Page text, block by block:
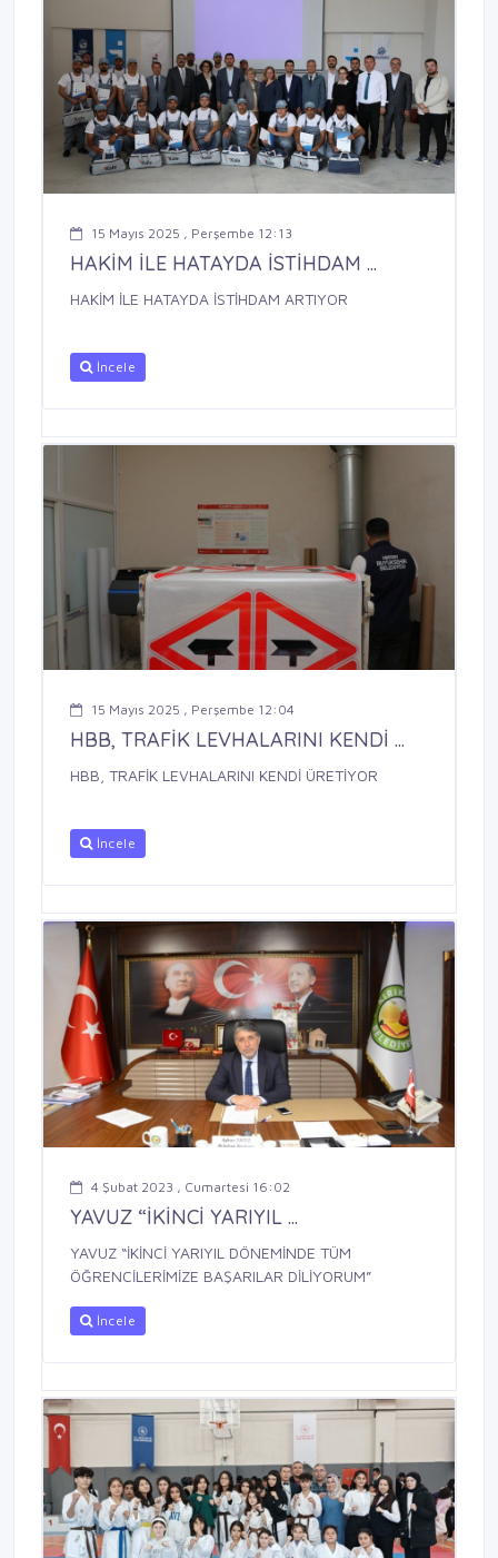
15 Mayıs 2025 , Perşembe 12:13
HAKİM İLE HATAYDA İSTİHDAM ...
HAKİM İLE HATAYDA İSTİHDAM ARTIYOR
İncele
15 Mayıs 2025 , Perşembe 12:04
HBB, TRAFİK LEVHALARINI KENDİ ...
HBB, TRAFİK LEVHALARINI KENDİ ÜRETİYOR
İncele
4 Şubat 2023 , Cumartesi 16:02
YAVUZ “İKİNCİ YARIYIL ...
YAVUZ “İKİNCİ YARIYIL DÖNEMİNDE TÜM
ÖĞRENCİLERİMİZE BAŞARILAR DİLİYORUM”
İncele